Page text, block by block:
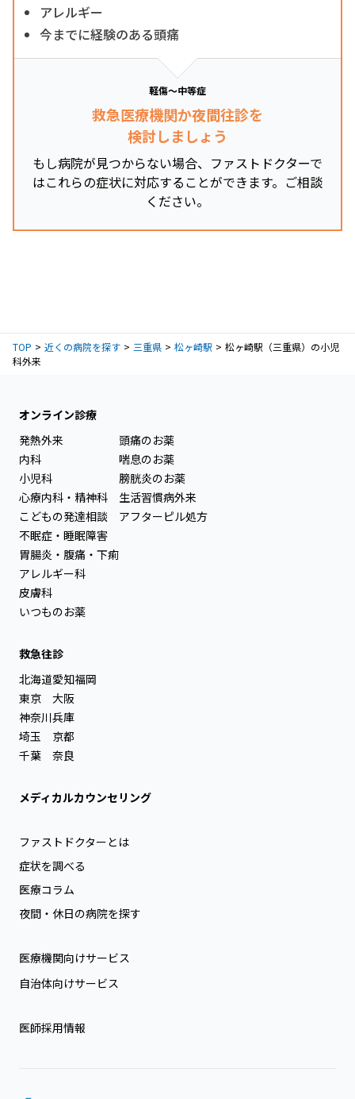
アレルギー
今までに経験のある頭痛
軽傷～中等症
救急医療機関か夜間往診を
検討しましょう
もし病院が見つからない場合、ファストドクターで
はこれらの症状に対応することができます。ご相談
ください。
TOP 近くの病院を探す 三重県 松ヶ崎駅
松ヶ崎駅（三重県）の小児
科外来
オンライン診療
発熱外来
内科
小児科
心療内科・精神科
こどもの発達相談
不眠症・睡眠障害
胃腸炎・腹痛・下痢
アレルギー科
皮膚科
いつものお薬
頭痛のお薬
喘息のお薬
膀胱炎のお薬
生活習慣病外来
アフターピル処方
救急往診
北海道
東京
神奈川
埼玉
千葉
愛知
大阪
兵庫
京都
奈良
福岡
メディカルカウンセリング
ファストドクターとは
症状を調べる
医療コラム
夜間・休日の病院を探す
医療機関向けサービス
自治体向けサービス
医師採用情報